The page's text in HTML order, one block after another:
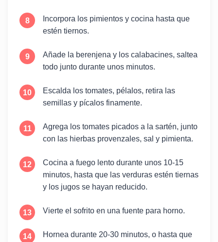
Incorpora los pimientos y cocina hasta que
estén tiernos.
Añade la berenjena y los calabacines, saltea
todo junto durante unos minutos.
Escalda los tomates, pélalos, retira las
semillas y pícalos finamente.
Agrega los tomates picados a la sartén, junto
con las hierbas provenzales, sal y pimienta.
Cocina a fuego lento durante unos 10-15
minutos, hasta que las verduras estén tiernas
y los jugos se hayan reducido.
Vierte el sofrito en una fuente para horno.
Hornea durante 20-30 minutos, o hasta que